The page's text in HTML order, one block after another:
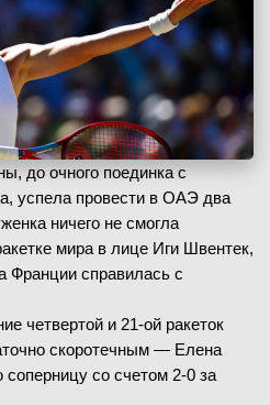
до очного поединка с
успела провести в ОАЭ два
ничего не смогла
мира в лице Иги Швентек,
Франции справилась с
четвертой и 21-ой ракеток
скоротечным — Елена
со счетом 2-0 за